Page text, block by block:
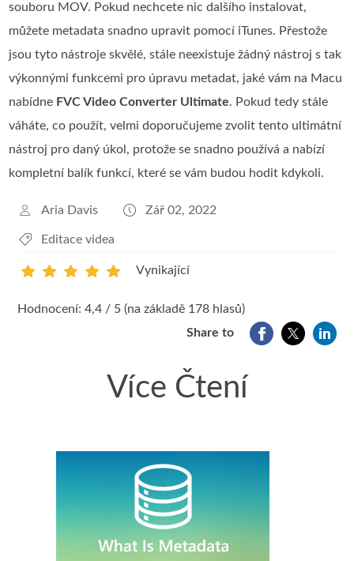
souboru MOV. Pokud nechcete nic dalšího instalovat,
můžete metadata snadno upravit pomocí iTunes. Přestože
jsou tyto nástroje skvělé, stále neexistuje žádný nástroj s tak
výkonnými funkcemi pro úpravu metadat, jaké vám na Macu
nabídne FVC Video Converter Ultimate. Pokud tedy stále
váháte, co použít, velmi doporučujeme zvolit tento ultimátní
nástroj pro daný úkol, protože se snadno používá a nabízí
kompletní balík funkcí, které se vám budou hodit kdykoli.
Aria Davis Zář 02, 2022
Editace videa
Vynikající
Hodnocení: 4,4 / 5 (na základě 178 hlasů)
Share to
Více Čtení